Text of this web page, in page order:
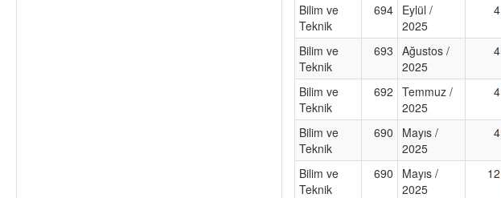
Bilim ve
Teknik
694 Eylül /
2025
4
Bilim ve
Teknik
693
Ağustos /
2025
4
Bilim ve
Teknik
692
Temmuz /
2025
4
Bilim ve
Teknik
690
Mayıs /
2025
4
Bilim ve
Teknik
690
Mayıs /
2025
12